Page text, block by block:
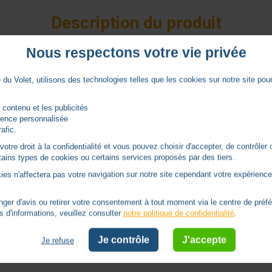
Description du produit
ou jusqu'à 120°.
SY9019899.
Notices
Autres produits - Bras et Ouvertures
Nous respectons votre vie privée
du Volet, utilisons des technologies telles que les cookies sur notre site
contenu et les publicités
personnalisée
droit à la confidentialité et vous pouvez choisir d'accepter, de contrôler
types de cookies ou certains services proposés par des tiers.
n'affectera pas votre navigation sur notre site cependant votre
d'avis ou retirer votre consentement à tout moment via le centre de
d'informations, veuillez consulternotre politique de confidentialité.
Je refuse Je contrôle J'accepte